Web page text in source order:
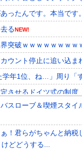
ったんです。本当で
るNEW!
突破ｗｗｗｗｗｗｗｗ
ウント停止に追い込ま
学年1位、ね…」周り
させるドイツ式の制度
ン五輪銅メダル剥奪
場権剥奪や過去ワー
が韓国サッカー協会に
スローブ＆喫煙スタイ
！君らがちゃんと納税
どどうする...